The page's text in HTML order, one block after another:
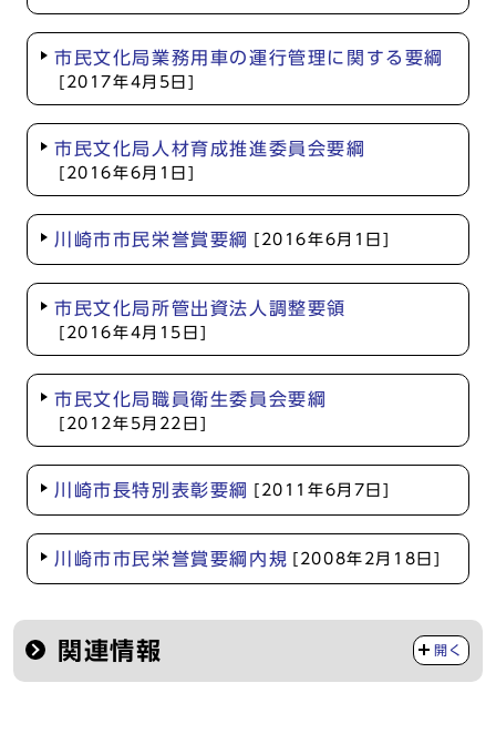
市民文化局業務用車の運行管理に関する要綱
[2017年4月5日]
市民文化局人材育成推進委員会要綱
[2016年6月1日]
川崎市市民栄誉賞要綱 [2016年6月1日]
市民文化局所管出資法人調整要領
[2016年4月15日]
市民文化局職員衛生委員会要綱
[2012年5月22日]
川崎市長特別表彰要綱 [2011年6月7日]
川崎市市民栄誉賞要綱内規 [2008年2月18日]
関連情報 開く